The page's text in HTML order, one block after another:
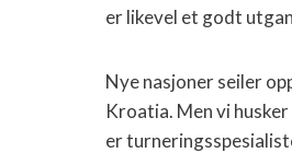
er likevel et godt
Nye nasjoner seiler
Kroatia. Men vi
er